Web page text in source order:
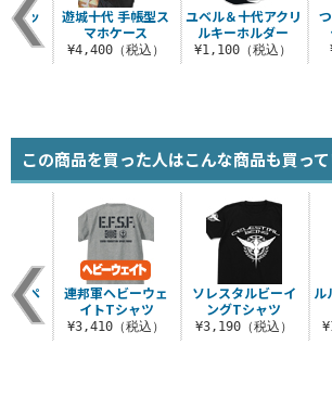
ユベル＆十代アクリ
ルキーホルダー
¥1,100（税込）
ジッ
ー
込）
遊城十代 手帳型ス
マホケース
¥4,400（税込）
この商品を買った人はこんな商品も買っ
ソレスタルビーイ
ングTシャツ
¥3,190（税込）
ル
ッペ
込）
連邦軍ヘビーウェ
イトTシャツ
¥3,410（税込）